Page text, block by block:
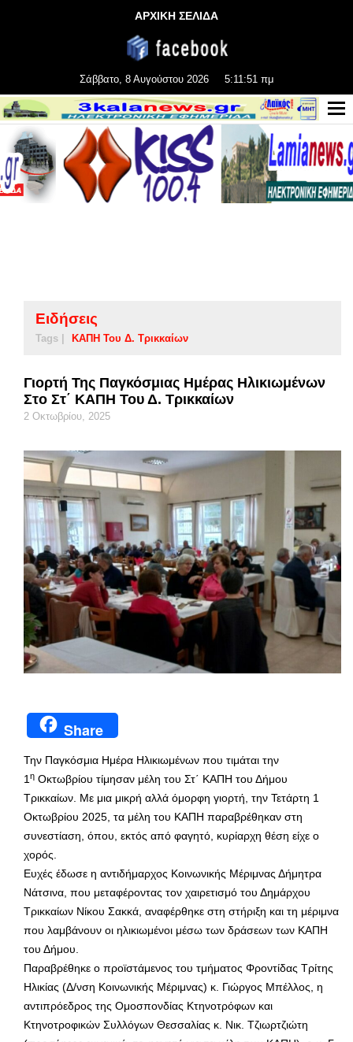
ΑΡΧΙΚΗ ΣΕΛΙΔΑ
Σάββατο, 8 Αυγούστου 2026 5:11:51 πμ
Ειδήσεις
Tags | ΚΑΠΗ Του Δ. Τρικκαίων
Γιορτή Της Παγκόσμιας Ημέρας Ηλικιωμένων
Στο Στ΄ ΚΑΠΗ Του Δ. Τρικκαίων
2 Οκτωβρίου, 2025
Share
Την Παγκόσμια Ημέρα Ηλικιωμένων που τιμάται την
1 η Οκτωβρίου τίμησαν μέλη του Στ΄ ΚΑΠΗ του Δήμου
Τρικκαίων. Με μια μικρή αλλά όμορφη γιορτή, την Τετάρτη 1
Οκτωβρίου 2025, τα μέλη του ΚΑΠΗ παραβρέθηκαν στη
συνεστίαση, όπου, εκτός από φαγητό, κυρίαρχη θέση είχε ο
χορός.
Ευχές έδωσε η αντιδήμαρχος Κοινωνικής Μέριμνας Δήμητρα
Νάτσινα, που μεταφέροντας τον χαιρετισμό του Δημάρχου
Τρικκαίων Νίκου Σακκά, αναφέρθηκε στη στήριξη και τη μέριμνα
που λαμβάνουν οι ηλικιωμένοι μέσω των δράσεων των ΚΑΠΗ
του Δήμου.
Παραβρέθηκε ο προϊστάμενος του τμήματος Φροντίδας Τρίτης
Ηλικίας (Δ/νση Κοινωνικής Μέριμνας) κ. Γιώργος Μπέλλος, η
αντιπρόεδρος της Ομοσπονδίας Κτηνοτρόφων και
Κτηνοτροφικών Συλλόγων Θεσσαλίας κ. Νικ. Τζιωρτζιώτη